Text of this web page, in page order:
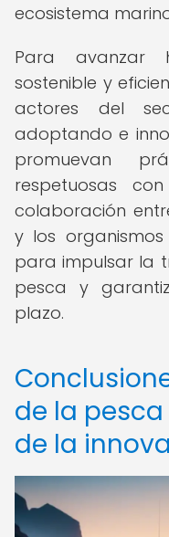
ecosistema
Para avanzar
sostenible y
actores del
adoptando e
promuevan
respetuosas
colaboración
y los
para impulsar la
pesca y
plazo.
de la
de la